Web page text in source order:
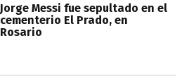
Jorge Messi fue sepultado en el
cementerio El Prado, en
Rosario